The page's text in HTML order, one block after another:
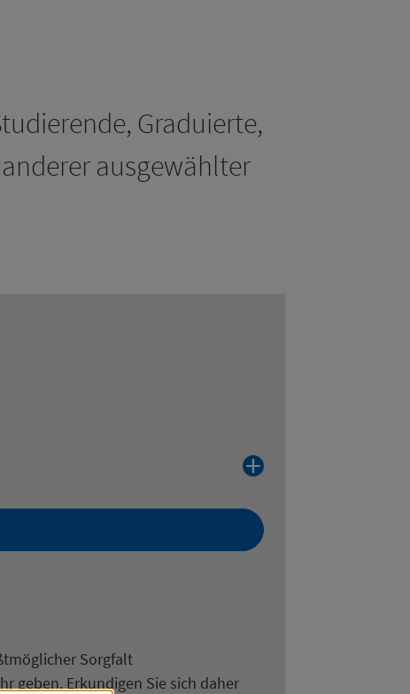
Graduierte,
ausgewählter
+
Sorgfalt
geben. Erkundigen Sie sich daher